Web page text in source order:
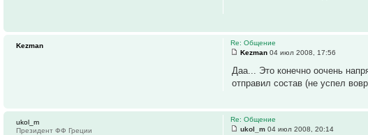
Re: Общение
Kezman 04 июл 2008, 17:56
Даа... Это конечно оочень
отправил состав (не успел
Kezman
Re: Общение
ukol_m 04 июл 2008, 20:14
ukol_m
Президент ФФ Греции